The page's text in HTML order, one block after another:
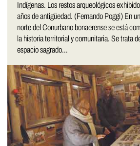
Indígenas. Los restos arqueológicos
años de antigüedad. (Fernando Poggi) En
norte del Conurbano bonaerense se está
la historia territorial y comunitaria. Se trata
espacio sagrado...